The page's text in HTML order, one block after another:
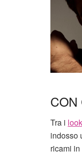
Tra i
indosso
ricami